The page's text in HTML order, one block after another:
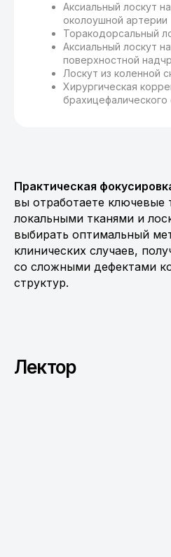
Аксиальный лоскут
околоушной артерии
Торакодорсальный
Аксиальный лоскут
поверхностной
Лоскут из коленной
Хирургическая
Практическая
вы отработаете ключевые
локальными тканями и
выбирать оптимальный
клинических случаев,
со сложными дефектами
структур.
Лектор